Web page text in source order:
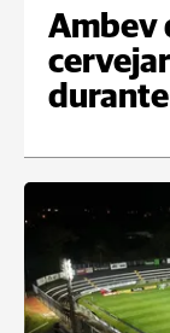
Ambev
durante